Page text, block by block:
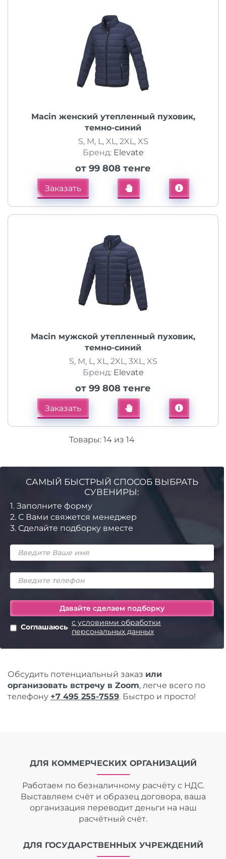
Macin женский утепленный пуховик,
темно-синий
S, M, L, XL, 2XL, XS
Бренд: Elevate
от 99 808 тенге
Заказать
Macin мужской утепленный пуховик,
темно-синий
S, M, L, XL, 2XL, 3XL, XS
Бренд: Elevate
от 99 808 тенге
Заказать
Товары: 14из 14
САМЫЙ БЫСТРЫЙ СПОСОБ ВЫБРАТЬ
СУВЕНИРЫ:
1. Заполните форму
2. С Вами свяжется менеджер
3. Сделайте подборку вместе
Соглашаюсь с условиями обработки
персональных данных
Обсудить потенциальный заказ или
организовать встречу в Zoom, легче всего по
телефону +7 495 255-7559. Быстро и просто!
ДЛЯ КОММЕРЧЕСКИХ ОРГАНИЗАЦИЙ
Работаем по безналичному расчёту с НДС.
Выставляем счёт и образец договора, ваша
организация переводит деньги на наш
расчётный счёт.
ДЛЯ ГОСУДАРСТВЕННЫХ УЧРЕЖДЕНИЙ